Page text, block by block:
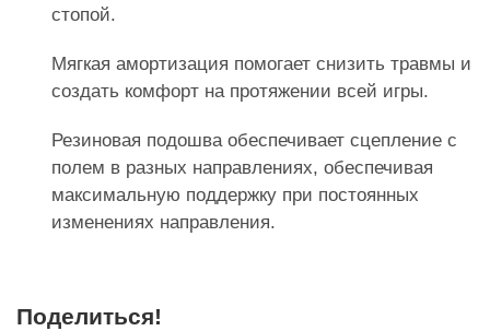
стопой.
Мягкая амортизация помогает снизить травмы и
создать комфорт на протяжении всей игры.
Резиновая подошва обеспечивает сцепление с
полем в разных направлениях, обеспечивая
максимальную поддержку при постоянных
изменениях направления.
Поделиться!